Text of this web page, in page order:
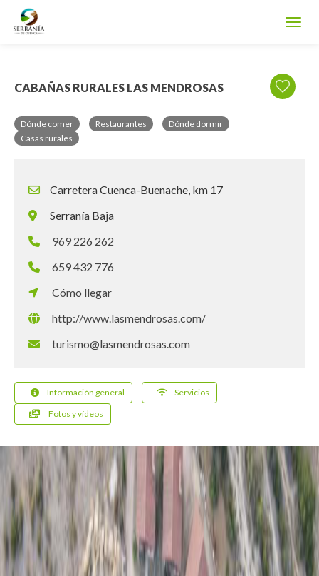
CABAÑAS RURALES LAS MENDROSAS
Dónde comer Restaurantes
Dónde dormir
Casas rurales
Carretera Cuenca-Buenache, km 17
Serranía Baja
969 226 262
659 432 776
Cómo llegar
http://www.lasmendrosas.com/
turismo@lasmendrosas.com
Información general
Servicios
Fotos y vídeos